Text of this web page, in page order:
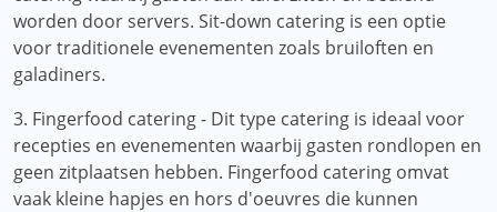
worden door servers. Sit-down catering is een optie
voor traditionele evenementen zoals bruiloften en
galadiners.
3. Fingerfood catering - Dit type catering is ideaal voor
recepties en evenementen waarbij gasten rondlopen en
geen zitplaatsen hebben. Fingerfood catering omvat
vaak kleine hapjes en hors d'oeuvres die kunnen